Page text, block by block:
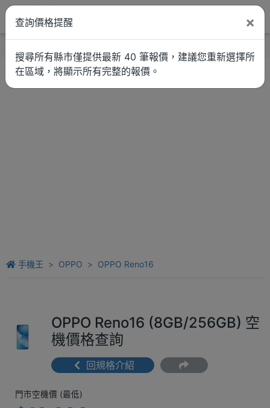
手機王 OPPO OPPO Reno16
OPPO Reno16 (8GB/256GB) 空
機價格查詢
回規格介紹
門市空機價 (最低) $18,390
門市空機價 (最低)
查詢價格提醒 ×
搜尋所有縣市僅提供最新 40 筆報價，建議您重新選擇所
在區域，將顯示所有完整的報價。